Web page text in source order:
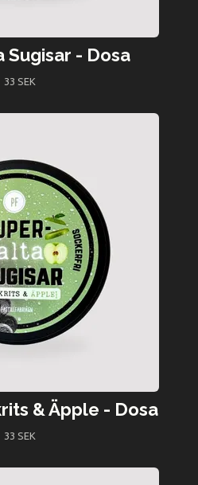
Sugisar - Dosa
33 SEK
& Äpple - Dosa
33 SEK